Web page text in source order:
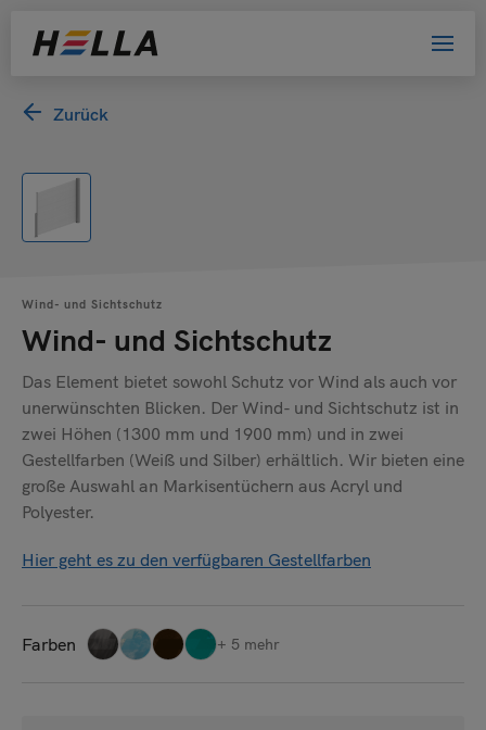
Zurück
Wind- und Sichtschutz
Wind- und Sichtschutz
Das Element bietet sowohl Schutz vor Wind als auch vor
unerwünschten Blicken. Der Wind- und Sichtschutz ist in
zwei Höhen (1300 mm und 1900 mm) und in zwei
Gestellfarben (Weiß und Silber) erhältlich. Wir bieten eine
große Auswahl an Markisentüchern aus Acryl und
Polyester.
Hier geht es zu den verfügbaren Gestellfarben
Farben + 5 mehr
Willkommen bei HELLA!
Bitte wählen Sie Ihre Kundengruppe
Architekt oder Planer
Bewerber
Sonstige